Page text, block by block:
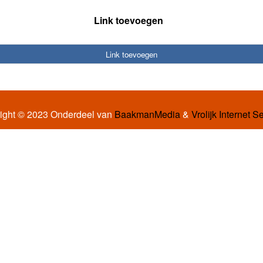
Link toevoegen
Link toevoegen
© 2023 Onderdeel van BaakmanMedia& Vrolijk Internet